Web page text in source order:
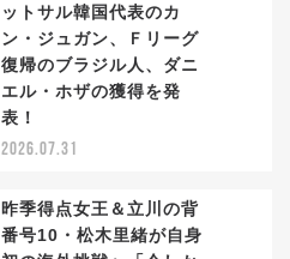
ットサル韓国代表のカ
ン・ジュガン、Ｆリーグ
復帰のブラジル人、ダニ
エル・ホザの獲得を発
表！
2026.07.31
昨季得点女王＆立川の背
番号10・松木里緒が自身